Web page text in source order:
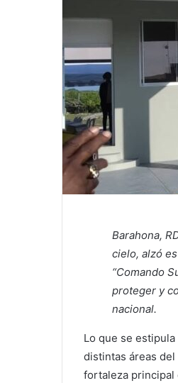
Barahona,
cielo, alzó
“Comando
proteger y
nacional.
Lo que se
distintas áreas
fortaleza principal